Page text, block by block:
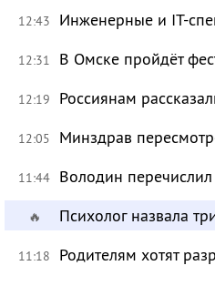
12:43 Инженерные и IT-
12:31 В Омске пройдёт
12:19 Россиянам
12:05 Минздрав
11:44 Володин
🔥 Психолог назвала
11:18
Родителям хотят